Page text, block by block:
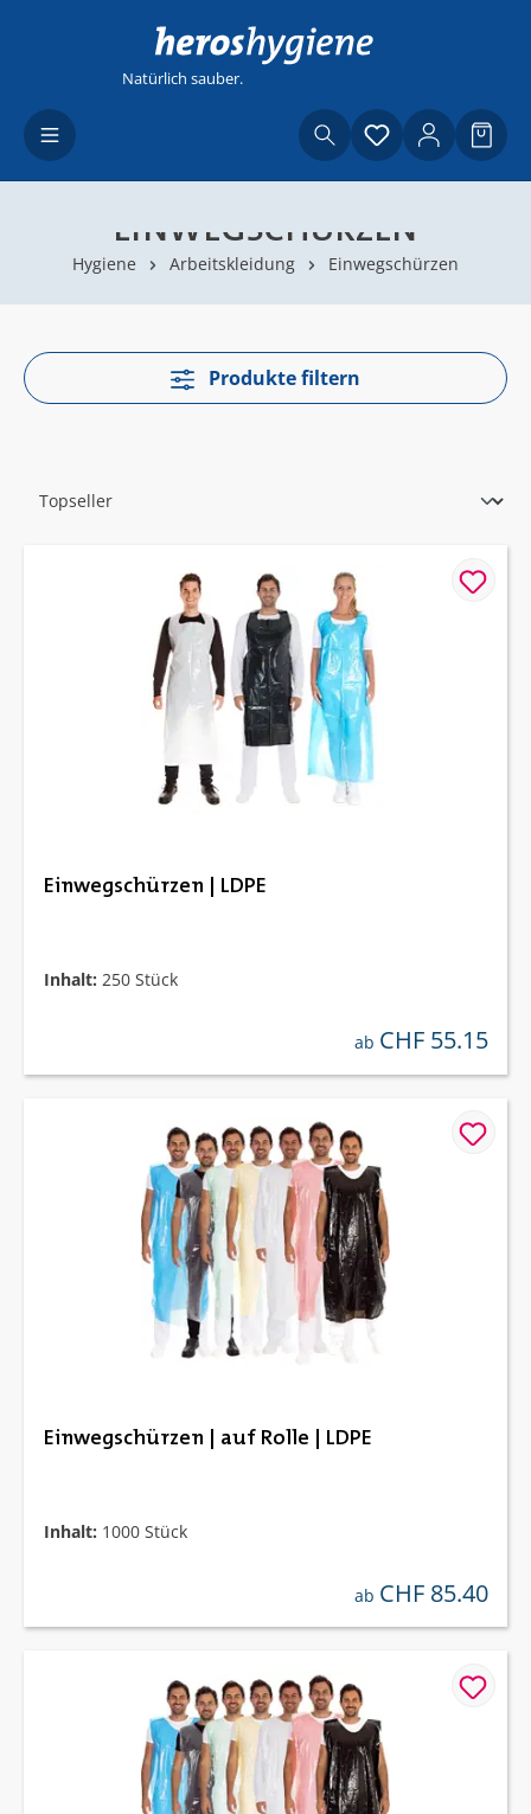
Zum Hauptinhalt springen
Natürlich sauber.
Du hast 0
EINWEGSCHÜRZEN
Hygiene Arbeitskleidung Einwegschürzen
Produkte filtern
Einwegschürzen | LDPE
Inhalt: 250 Stück
regulärer preis:
ab CHF 55.15
Einwegschürzen | auf Rolle | LDPE
Inhalt: 1000 Stück
regulärer preis:
ab CHF 85.40